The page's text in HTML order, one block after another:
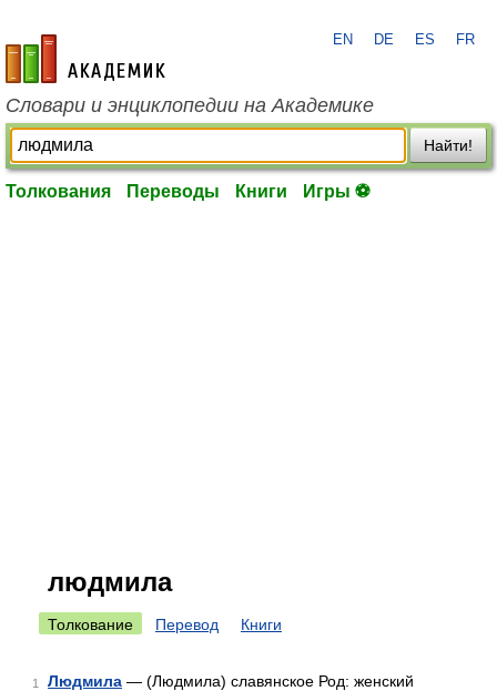
academic.ru
EN DE ES FR
Словари и энциклопедии на Академике
Найти!
Толкования Переводы Книги Игры ⚽
людмила
Толкование Перевод Книги
1 Людмила — (Людмила) славянское Род: женский